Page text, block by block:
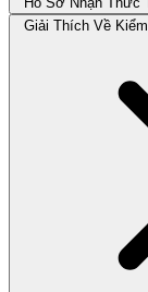
Giải Thích Về